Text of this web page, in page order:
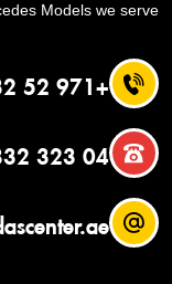
Models we serve.
+971 52 3232832
04 323 2832